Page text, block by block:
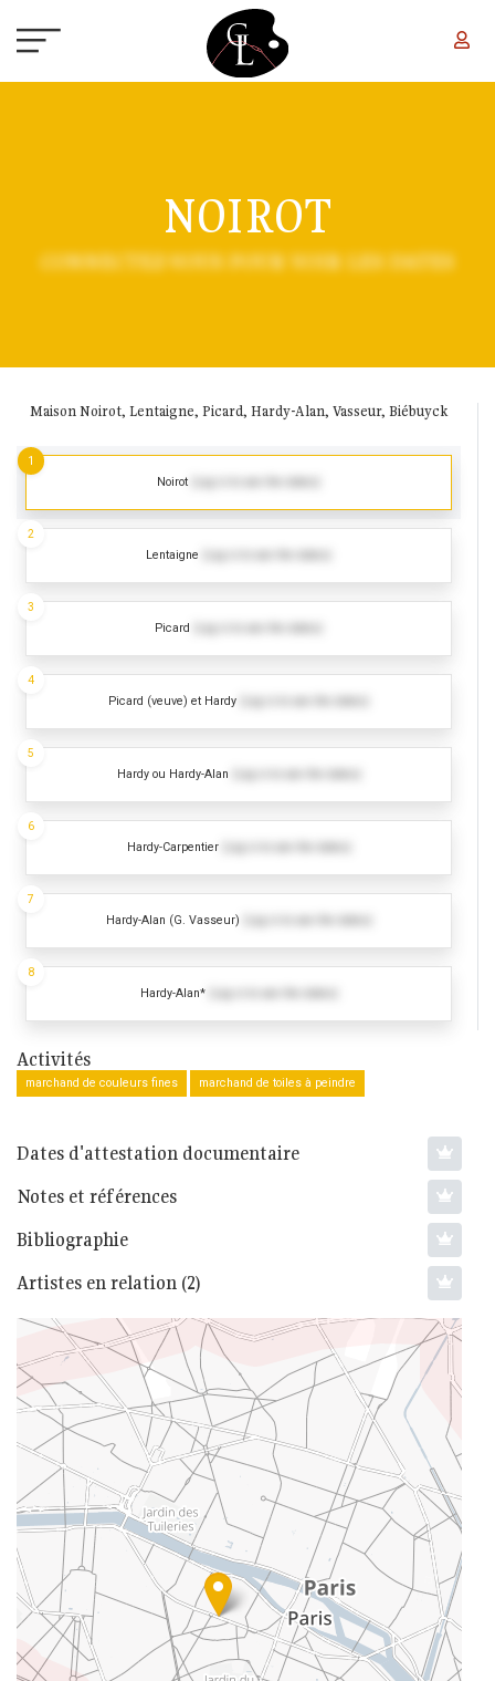
NOIROT
CONNECTEZ-VOUS POUR VOIR LES DATES
Maison Noirot, Lentaigne, Picard, Hardy-Alan, Vasseur, Biébuyck
Noirot
1
Lentaigne
2
Picard
3
Picard (veuve) et Hardy
4
Hardy ou Hardy-Alan
5
Hardy-Carpentier
6
Hardy-Alan (G. Vasseur)
7
Hardy-Alan*
8
Activités
marchand de couleurs fines marchand de toiles à peindre
Dates d'attestation documentaire
Notes et références
Bibliographie
Artistes en relation (2)